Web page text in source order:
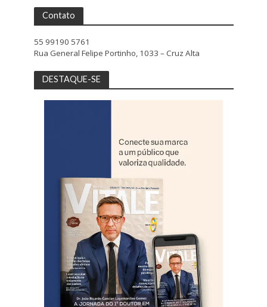
Contato
55 99190 5761
Rua General Felipe Portinho, 1033 – Cruz Alta
DESTAQUE-SE